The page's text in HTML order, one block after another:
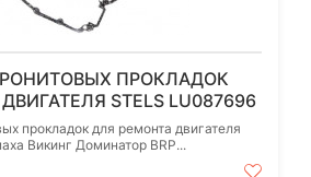
ПРОКЛАДОК
STELS LU087696
прокладок для ремонта двигателя
Викинг Доминатор BRP...